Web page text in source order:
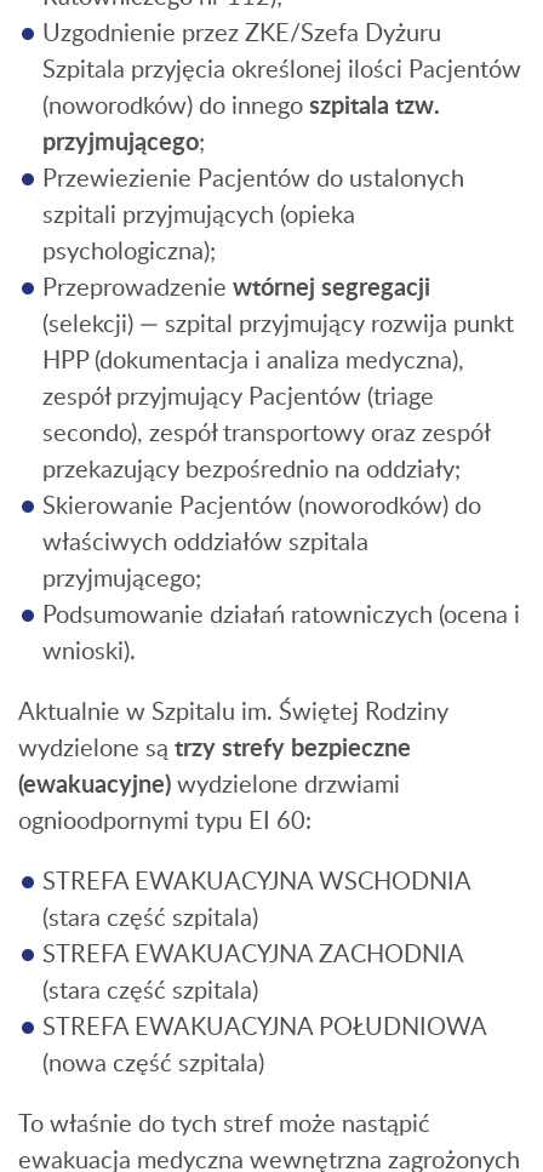
Uzgodnienie przez ZKE/Szefa Dyżuru
Szpitala przyjęcia określonej ilości Pacjentów
(noworodków) do innegoszpitala tzw.
przyjmującego;
Przewiezienie Pacjentów do ustalonych
szpitali przyjmujących (opieka
psychologiczna);
Przeprowadzenie wtórnej segregacji
(selekcji) — szpital przyjmujący rozwija punkt
HPP (dokumentacja i analiza medyczna),
zespół przyjmujący Pacjentów (triage
secondo), zespół transportowy oraz zespół
przekazujący bezpośrednio na oddziały;
Skierowanie Pacjentów (noworodków) do
właściwych oddziałów szpitala
przyjmującego;
Podsumowanie działań ratowniczych (ocena i
wnioski).
Aktualnie w Szpitalu im. Świętej Rodziny
wydzielone są trzy strefy bezpieczne
(ewakuacyjne)wydzielone drzwiami
ognioodpornymi typu EI 60:
STREFA EWAKUACYJNA WSCHODNIA
(stara część szpitala)
STREFA EWAKUACYJNA ZACHODNIA
(stara część szpitala)
STREFA EWAKUACYJNA POŁUDNIOWA
(nowa część szpitala)
To właśnie do tych stref może nastąpić
ewakuacja medyczna wewnętrzna zagrożonych